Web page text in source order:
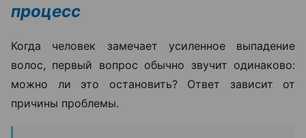
процесс
Когда человек замечает усиленное выпадение
волос, первый вопрос обычно звучит одинаково:
можно ли это остановить? Ответ зависит от
причины проблемы.